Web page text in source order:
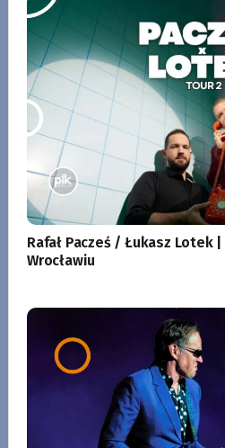
Rafał Pacześ / Łukasz Lotek
Wrocławiu